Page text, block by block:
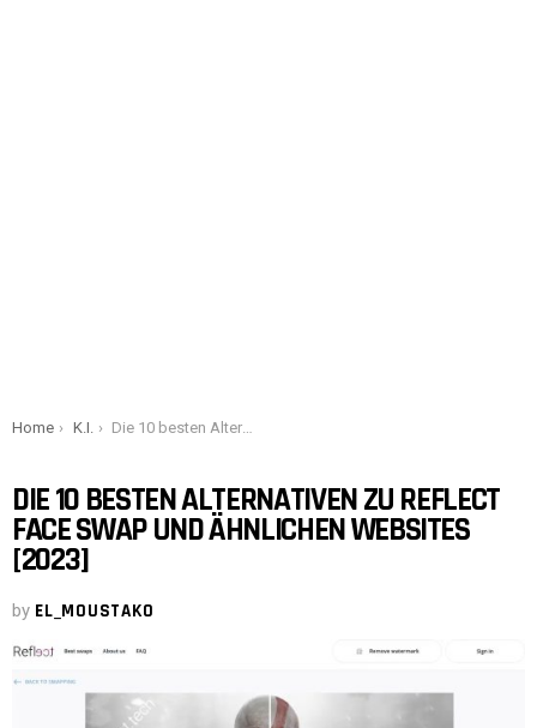
You are here:
Home K.I. Die 10 besten Alternativen zu Reflect Face Swap und ähnlichen Websites [2023]
DIE 10 BESTEN ALTERNATIVEN ZU REFLECT
FACE SWAP UND ÄHNLICHEN WEBSITES
[2023]
by EL_MOUSTAKO